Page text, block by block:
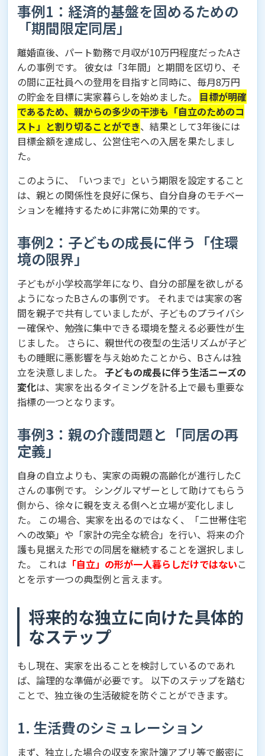
事例1：経済的基盤を固めるための
「期間限定同居」
離婚直後、パート勤務で月収が10万円程度だったAさ
んの事例です。 彼女は「3年間」と期間を区切り、そ
の間に正社員への登用を目指すと同時に、毎月8万円
の貯金を目標に実家暮らしを始めました。 目標が明確
であるため、親からの多少の干渉も「自立のためのコ
スト」と割り切ることができ、結果として3年後には
目標金額を達成し、公営住宅への入居を果たしまし
た。
このように、「いつまで」という期限を設定すること
は、親との関係性を良好に保ち、自分自身のモチベー
ションを維持するために非常に効果的です。
事例2：子どもの成長に伴う「住環
境の限界」
子どもが小学校高学年になり、自分の部屋を欲しがる
ようになったBさんの事例です。 それまでは実家の客
間を親子で共有していましたが、子どものプライバシ
ー確保や、勉強に集中できる環境を整える必要性が生
じました。 さらに、親世代の夜型の生活リズムが子ど
もの睡眠に悪影響を与え始めたことから、Bさんは独
立を決意しました。 子どもの成長に伴う生活ニーズの
変化は、実家を出るタイミングを計る上で最も重要な
指標の一つとなります。
事例3：親の介護問題と「同居の再
定義」
自身の自立よりも、実家の両親の高齢化が進行したC
さんの事例です。 シングルマザーとして助けてもらう
側から、徐々に親を支える側へと立場が変化しまし
た。 この場合、実家を出るのではなく、「二世帯住宅
への改築」や「家計の完全な統合」を行い、将来の介
護も見据えた形での同居を継続することを選択しまし
た。 これは 「自立」の形が一人暮らしだけではないこ
とを示す一つの典型例と言えます。
将来的な独立に向けた具体的
なステップ
もし現在、実家を出ることを検討しているのであれ
ば、論理的な準備が必要です。 以下のステップを踏む
ことで、独立後の生活破綻を防ぐことができます。
1. 生活費のシミュレーション
まず、独立した場合の収支を家計簿アプリ等で厳密に